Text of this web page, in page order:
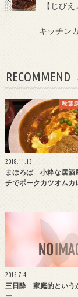
【じび
キッチン
RECOMMEND
秋葉
2018.11.13
まほろば 小粋な居酒
チでポークカツオムカ
2015.7.4
三日酔 家庭的という